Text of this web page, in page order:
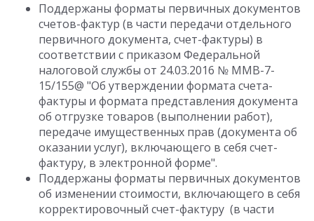
Поддержаны форматы первичных документов
счетов-фактур (в части передачи отдельного
первичного документа, счет-фактуры) в
соответствии с приказом Федеральной
налоговой службы от 24.03.2016 № ММВ-7-
15/155@ "Об утверждении формата счета-
фактуры и формата представления документа
об отгрузке товаров (выполнении работ),
передаче имущественных прав (документа об
оказании услуг), включающего в себя счет-
фактуру, в электронной форме".
Поддержаны форматы первичных документов
об изменении стоимости, включающего в себя
корректировочный счет-фактуру (в части